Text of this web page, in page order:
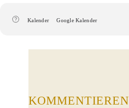
Kalender Google Kalender
KOMMENTIEREN